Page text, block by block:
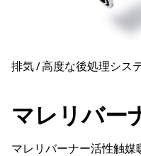
排気 / 高度な後処理シス
マレリバー
マレリバーナー活性触